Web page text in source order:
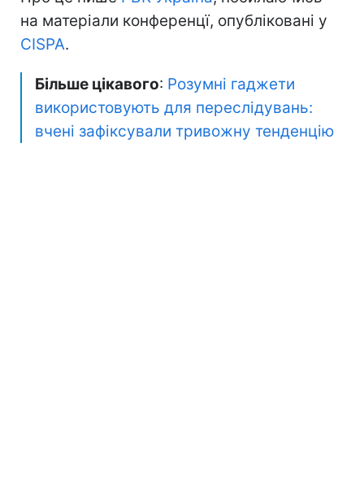
на матеріали конференцї, опубліковані у
CISPA.
Більше цікавого: Розумні гаджети
використовують для переслідувань:
вчені зафіксували тривожну тенденцію